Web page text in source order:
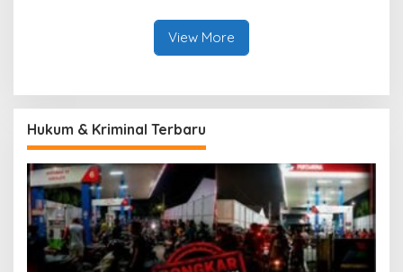
View More
Hukum & Kriminal Terbaru